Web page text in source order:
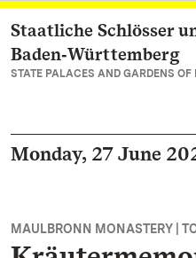
Navigate to main page
Staatliche Schlösser
Baden‑Württemberg
STATE PALACES AND GARDENS OF
Monday, 27 June
MAULBRONN MONASTERY |